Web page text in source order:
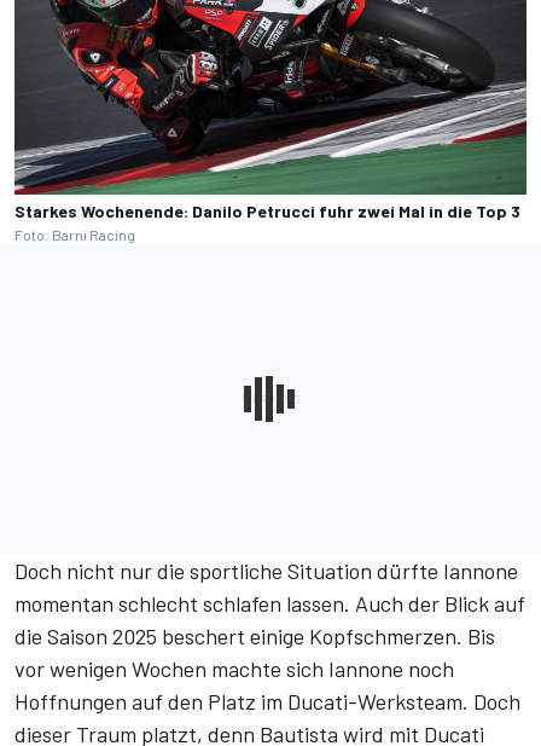
Starkes Wochenende: Danilo Petrucci fuhr zwei Mal in die Top 3
Foto: Barni Racing
Doch nicht nur die sportliche Situation dürfte Iannone
momentan schlecht schlafen lassen. Auch der Blick auf
die Saison 2025 beschert einige Kopfschmerzen. Bis
vor wenigen Wochen machte sich Iannone noch
Hoffnungen auf den Platz im Ducati-Werksteam. Doch
dieser Traum platzt, denn Bautista wird mit Ducati